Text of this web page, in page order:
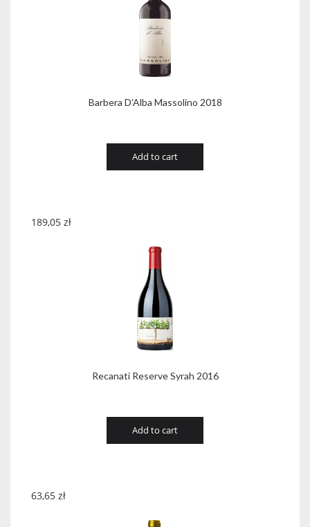
Barbera D'Alba Massolino 2018
Add to cart
Recanati Reserve Syrah 2016
189,05 zł
Add to cart
63,65 zł